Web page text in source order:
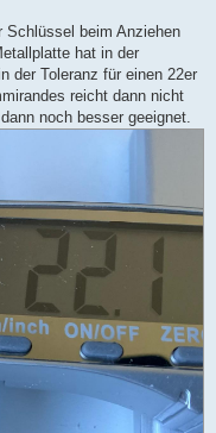
Schlüssel beim Anziehen
hat in der
der Toleranz für einen 22er
reicht dann nicht
noch besser geeignet.